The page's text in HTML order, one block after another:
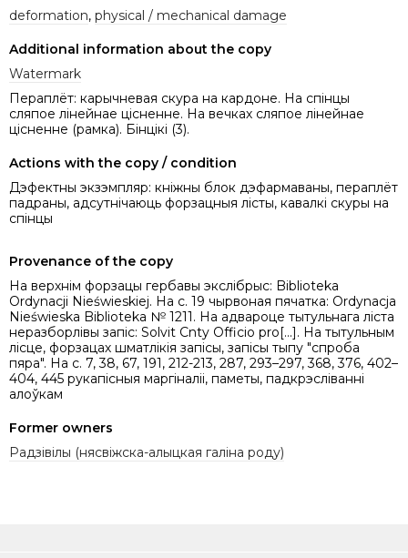
deformation, physical / mechanical damage
Additional information about the copy
Watermark
Пераплёт: карычневая скура на кардоне. На спінцы
сляпое лінейнае цісненне. На вечках сляпое лінейнае
цісненне (рамка). Бінцікі (3).
Actions with the copy / condition
Дэфектны экзэмпляр: кніжны блок дэфармаваны, пераплёт
падраны, адсутнічаюць форзацныя лісты, кавалкі скуры на
спінцы
Provenance of the copy
На верхнім форзацы гербавы экслібрыс: Biblioteka
Ordynacji Nieświeskiej. На с. 19 чырвоная пячатка: Ordynacja
Nieświeska Biblioteka № 1211. На адвароце тытульнага ліста
неразборлівы запіс: Solvit Cnty Officio pro[...]. На тытульным
лісце, форзацах шматлікія запісы, запісы тыпу "спроба
пяра". На с. 7, 38, 67, 191, 212-213, 287, 293–297, 368, 376, 402–
404, 445 рукапісныя маргіналіі, паметы, падкрэсліванні
алоўкам
Former owners
Радзівілы (нясвіжска-алыцкая галіна роду)